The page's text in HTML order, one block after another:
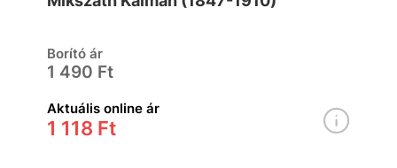
Borító ár
1 490 Ft
Aktuális online ár
1 118 Ft